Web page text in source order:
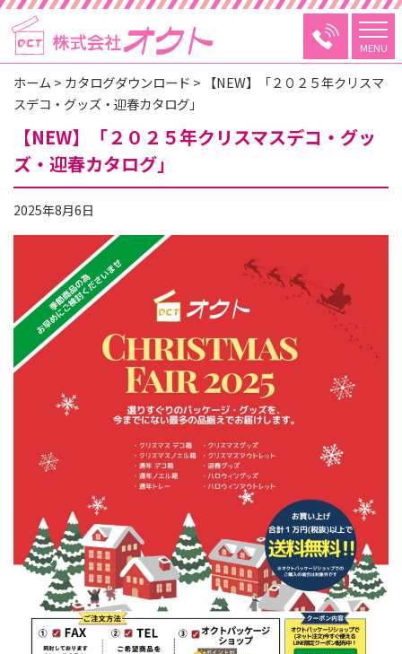
MENU
ホーム > カタログダウンロード >
【NEW】「２０２５年クリスマ
スデコ・グッズ・迎春カタログ」
【NEW】「２０２５年クリスマスデコ・グッ
ズ・迎春カタログ」
2025年8月6日